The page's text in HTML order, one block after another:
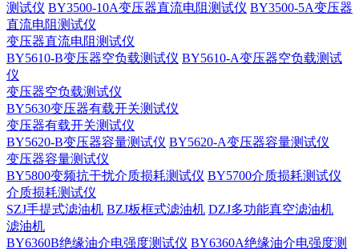
测试仪 BY3500-10A变压器直流电阻测试仪 BY3500-5A变压器
直流电阻测试仪
变压器直流电阻测试仪
BY5610-B变压器空负载测试仪 BY5610-A变压器空负载测试
仪
变压器空负载测试仪
BY5630变压器有载开关测试仪
变压器有载开关测试仪
BY5620-B变压器容量测试仪 BY5620-A变压器容量测试仪
变压器容量测试仪
BY5800变频抗干扰介质损耗测试仪 BY5700介质损耗测试仪
介质损耗测试仪
SZJ手提式滤油机 BZJ板框式滤油机 DZJ多功能真空滤油机
滤油机
BY6360B绝缘油介电强度测试仪 BY6360A绝缘油介电强度测